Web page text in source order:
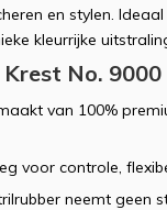
en stylen.
kleurrijke
No. 9000
van 100%
voor controle,
neemt geen